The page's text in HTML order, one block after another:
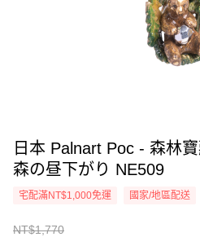
日本 Palnart Poc - 森林
森の昼下がり NE509
宅配滿NT$1,000免運 國家/地區配送
NT$1,770